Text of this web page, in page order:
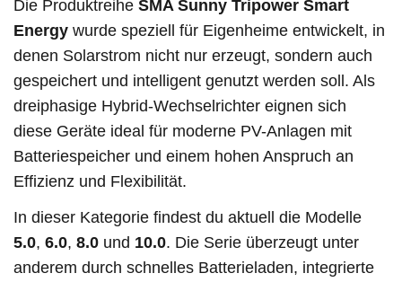
Die Produktreihe SMA Sunny Tripower Smart
Energy wurde speziell für Eigenheime entwickelt, in
denen Solarstrom nicht nur erzeugt, sondern auch
gespeichert und intelligent genutzt werden soll. Als
dreiphasige Hybrid-Wechselrichter eignen sich
diese Geräte ideal für moderne PV-Anlagen mit
Batteriespeicher und einem hohen Anspruch an
Effizienz und Flexibilität.
In dieser Kategorie findest du aktuell die Modelle
5.0, 6.0, 8.0 und 10.0. Die Serie überzeugt unter
anderem durch schnelles Batterieladen, integrierte